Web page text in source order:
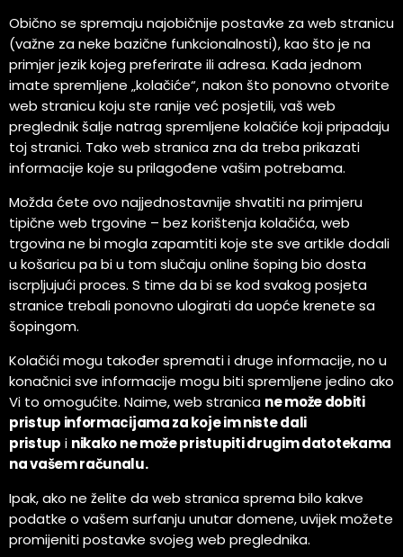
Obično se spremaju najobičnije postavke za web stranicu
(važne za neke bazične funkcionalnosti), kao što je na
primjer jezik kojeg preferirate ili adresa. Kada jednom
imate spremljene „kolačiće“, nakon što ponovno otvorite
web stranicu koju ste ranije već posjetili, vaš web
preglednik šalje natrag spremljene kolačiće koji pripadaju
toj stranici. Tako web stranica zna da treba prikazati
informacije koje su prilagođene vašim potrebama.
Možda ćete ovo najjednostavnije shvatiti na primjeru
tipične web trgovine – bez korištenja kolačića, web
trgovina ne bi mogla zapamtiti koje ste sve artikle dodali
u košaricu pa bi u tom slučaju online šoping bio dosta
iscrpljujući proces. S time da bi se kod svakog posjeta
stranice trebali ponovno ulogirati da uopće krenete sa
šopingom.
Kolačići mogu također spremati i druge informacije, no u
konačnici sve informacije mogu biti spremljene jedino ako
Vi to omogućite. Naime, web stranica ne može dobiti
pristup informacijama za koje im niste dali
pristup i nikako ne može pristupiti drugim datotekama
na vašem računalu.
Ipak, ako ne želite da web stranica sprema bilo kakve
podatke o vašem surfanju unutar domene, uvijek možete
promijeniti postavke svojeg web preglednika.